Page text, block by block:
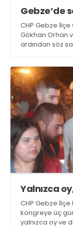
Gebze’de
CHP Gebze İlçe
Gökhan Orhan
ardından söz
CHP Gebze İlçe
kongreye üç
yalnızca oy ve